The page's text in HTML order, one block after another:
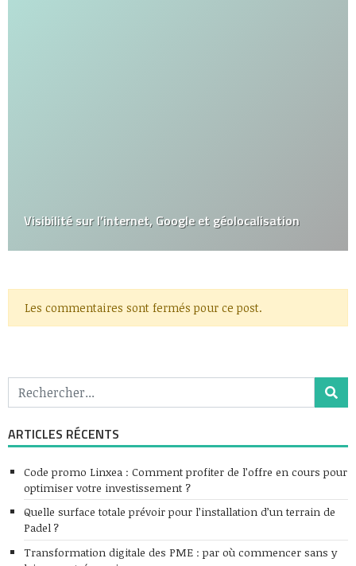
Visibilité sur l’internet, Google et géolocalisation
Les commentaires sont fermés pour ce post.
ARTICLES RÉCENTS
Code promo Linxea : Comment profiter de l’offre en cours pour
optimiser votre investissement ?
Quelle surface totale prévoir pour l’installation d’un terrain de
Padel ?
Transformation digitale des PME : par où commencer sans y